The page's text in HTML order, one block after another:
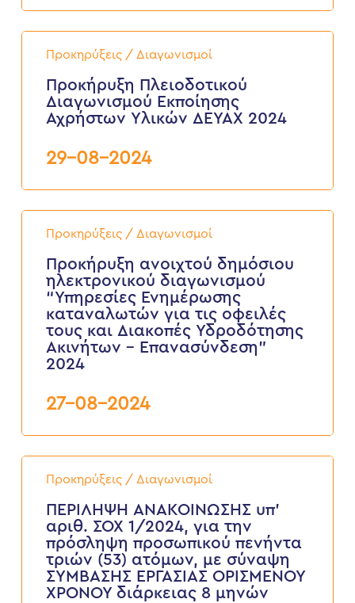
2025
Προκήρυξη
Πλειοδοτικού
Εκποίησης
Αχρήστων
Υλικών
ΔΕΥΑΧ
Προκηρύξεις / Διαγωνισμοί
Προκήρυξη Πλειοδοτικού
Διαγωνισμού Εκποίησης
Αχρήστων Υλικών ΔΕΥΑΧ 2024
29-08-2024
Προκήρυξη
ανοιχτού
ηλεκτρονικού
διαγωνισμού
“Υπηρεσίες
Ενημέρωσης
καταναλωτών
οφειλές
Διακοπές
Ακινήτων
Επανασύνδεση”
2024
Προκηρύξεις / Διαγωνισμοί
Προκήρυξη ανοιχτού δημόσιου
ηλεκτρονικού διαγωνισμού
“Υπηρεσίες Ενημέρωσης
καταναλωτών για τις οφειλές
τους και Διακοπές Υδροδότησης
Ακινήτων – Επανασύνδεση”
2024
27-08-2024
ΠΕΡΙΛΗΨΗ
ΑΝΑΚΟΙΝΩΣΗΣ
αριθ.
1/2024,
πρόσληψη
προσωπικού
Προκηρύξεις / Διαγωνισμοί
ΠΕΡΙΛΗΨΗ ΑΝΑΚΟΙΝΩΣΗΣ υπ’
αριθ. ΣΟΧ 1/2024, για την
πρόσληψη προσωπικού πενήντα
τριών (53) ατόμων, με σύναψη
ΣΥΜΒΑΣΗΣ ΕΡΓΑΣΙΑΣ ΟΡΙΣΜΕΝΟΥ
ΧΡΟΝΟΥ διάρκειας 8 μηνών